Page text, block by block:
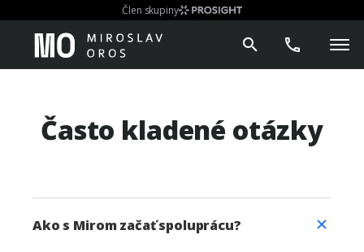
Člen skupiny
Často kladené otázky
Ako s Mirom začať spoluprácu?